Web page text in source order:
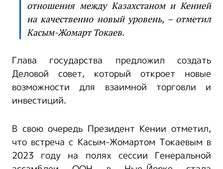
отношения между Казахстаном и Кенией
на качественно новый уровень, – отметил
Касым-Жомарт Токаев.
Глава государства предложил создать
Деловой совет, который откроет новые
возможности для взаимной торговли и
инвестиций.
В свою очередь Президент Кении отметил,
что встреча с Касым-Жомартом Токаевым в
2023 году на полях сессии Генеральной